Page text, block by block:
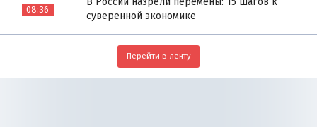
08:36
суверенной экономике
Перейти в ленту